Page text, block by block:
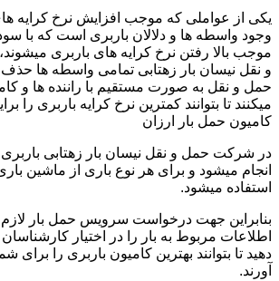
یکی از عواملی که موجب افزایش نرخ کرایه
وجود واسطه ها و دلالان باربری است که با
موجب بالا رفتن نرخ کرایه های باربری
و نقل نیسان بار زهتابی تمامی واسطه ها
حمل و نقل به صورت مستقیم با راننده ها و
میکنند تا بتوانند کمترین نرخ کرایه باربری را
کامیون حمل بار ارزان
در شرکت حمل و نقل نیسان بار زهتابی
انجام میشود و برای هر نوع باری از ماشین
استفاده میشود.
بنابراین جهت درخواست سرویس حمل بار
اطلاعات مربوط به بار را در اختیار
دهید تا بتوانند بهترین کامیون باربری را برای
آورند.